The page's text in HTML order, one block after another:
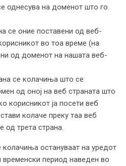
однесува на доменот што го
се оние поставени од веб-
во тоа време (на
од доменот на нашата веб-
се колачиња што се
од оној на веб страната што
корисникот ја посети веб
колаче преку таа веб
од трета страна.
остануваат на уредот
период наведен во